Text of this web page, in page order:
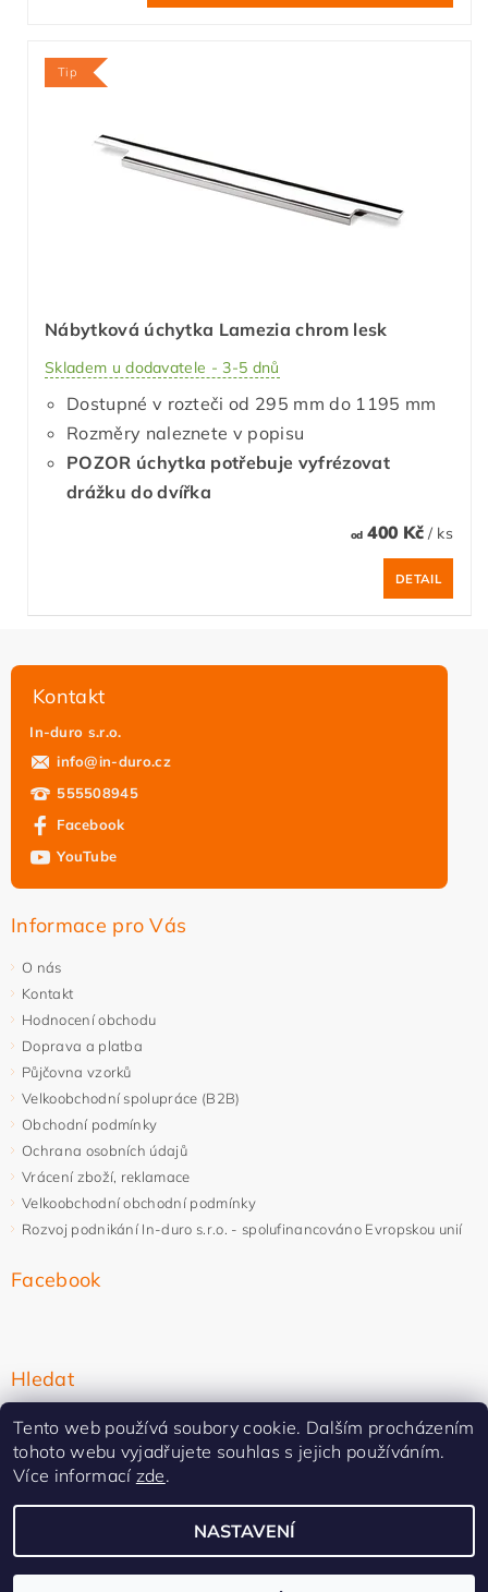
Tip
Nábytková úchytka Lamezia chrom lesk
Skladem u dodavatele - 3-5 dnů
Dostupné v rozteči od 295 mm do 1195 mm
Rozměry naleznete v popisu
POZOR úchytka potřebuje vyfrézovat
drážku do dvířka
od400 Kč / ks
DETAIL
Kontakt
In-duro s.r.o.
info@in-duro.cz
555508945
Facebook
YouTube
Informace pro Vás
O nás
Kontakt
Hodnocení obchodu
Doprava a platba
Půjčovna vzorků
Velkoobchodní spolupráce (B2B)
Obchodní podmínky
Ochrana osobních údajů
Vrácení zboží, reklamace
Velkoobchodní obchodní podmínky
Rozvoj podnikání In-duro s.r.o. - spolufinancováno Evropskou unií
Facebook
Hledat
2026 ©In-duro, všechna práva vyhrazenaUpravit nastavení cookies
Tento web používá soubory cookie. Dalším procházením
tohoto webu vyjadřujete souhlas s jejich používáním.
Více informací zde.
NASTAVENÍ